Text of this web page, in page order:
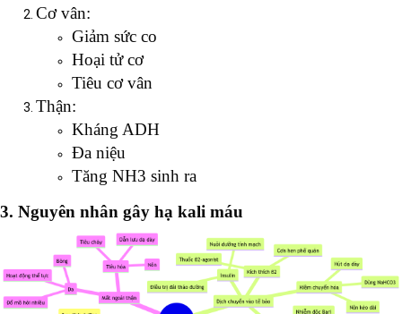
Cơ vân:
Giảm sức co
Hoại tử cơ
Tiêu cơ vân
Thận:
Kháng ADH
Đa niệu
Tăng NH3 sinh ra
3. Nguyên nhân gây hạ kali máu